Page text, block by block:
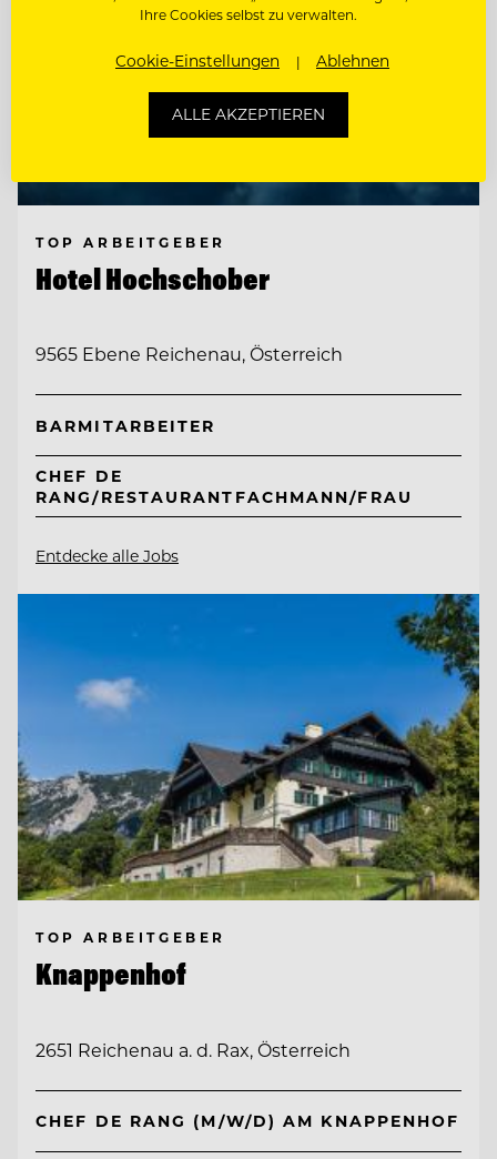
TOP ARBEITGEBER
Hotel Hochschober
9565 Ebene Reichenau, Österreich
BARMITARBEITER
CHEF DE
RANG/RESTAURANTFACHMANN/FRAU
Entdecke alle Jobs
TOP ARBEITGEBER
Knappenhof
2651 Reichenau a. d. Rax, Österreich
CHEF DE RANG (M/W/D) AM KNAPPENHOF
Ihre Cookies selbst zu verwalten.
Cookie-Einstellungen Ablehnen
ALLE AKZEPTIEREN